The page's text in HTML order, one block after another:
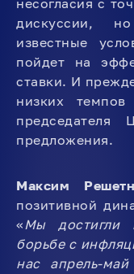
несогласия с
дискуссии,
известные
пойдет на
ставки. И
низких
председателя
предложения.
Максим
позитивной
«Мы достигли
борьбе с
нас апрель-